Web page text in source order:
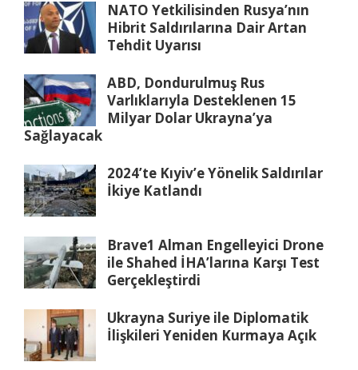
NATO Yetkilisinden Rusya’nın
Hibrit Saldırılarına Dair Artan
Tehdit Uyarısı
ABD, Dondurulmuş Rus
Varlıklarıyla Desteklenen 15
Milyar Dolar Ukrayna’ya
Sağlayacak
2024’te Kıyiv’e Yönelik Saldırılar
İkiye Katlandı
Brave1 Alman Engelleyici Drone
ile Shahed İHA’larına Karşı Test
Gerçekleştirdi
Ukrayna Suriye ile Diplomatik
İlişkileri Yeniden Kurmaya Açık